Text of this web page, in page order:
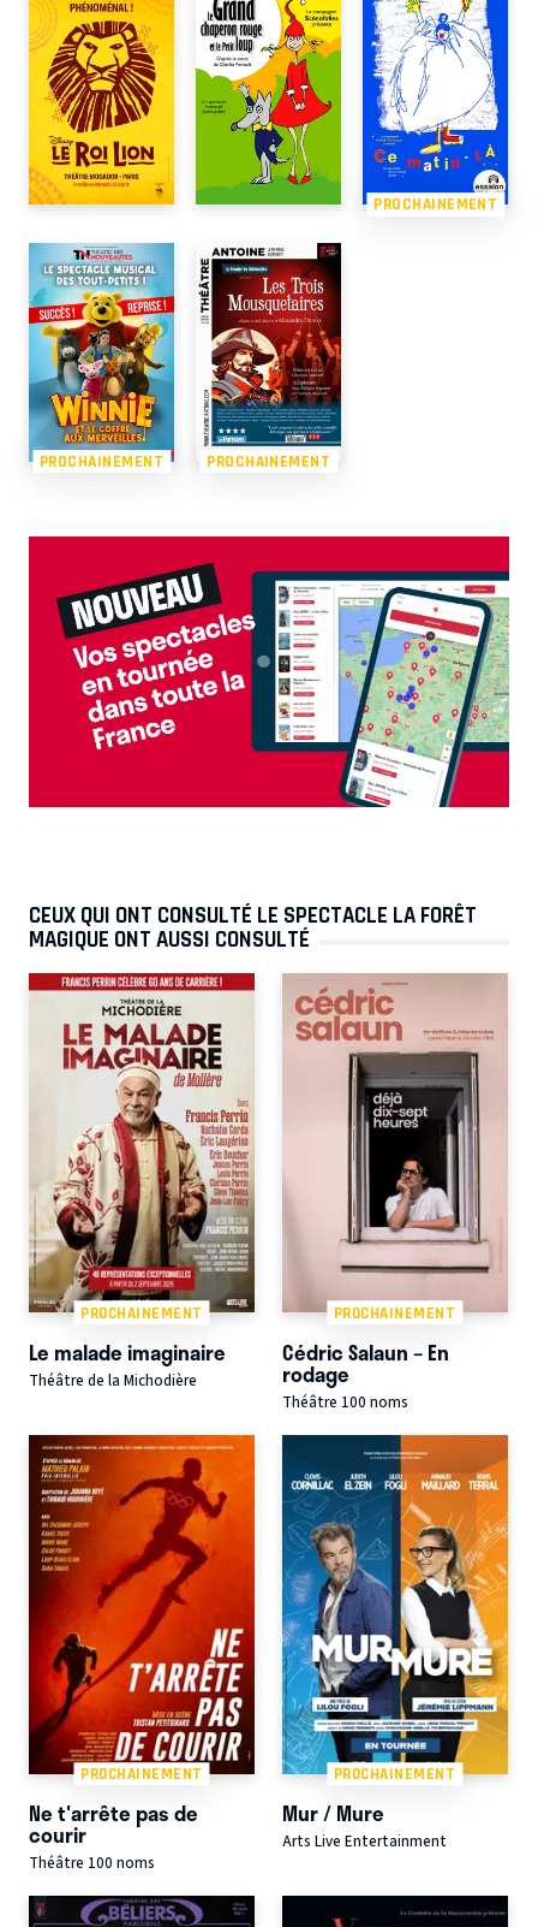
PROCHAINEMENT
PROCHAINEMENT PROCHAINEMENT
CEUX QUI ONT CONSULTÉ LE SPECTACLE LA FORÊT
MAGIQUE ONT AUSSI CONSULTÉ
PROCHAINEMENT
Le malade imaginaire
Théâtre de la Michodière
PROCHAINEMENT
Cédric Salaun – En
rodage
Théâtre 100 noms
PROCHAINEMENT
Ne t'arrête pas de
courir
Théâtre 100 noms
PROCHAINEMENT
Mur / Mure
Arts Live Entertainment